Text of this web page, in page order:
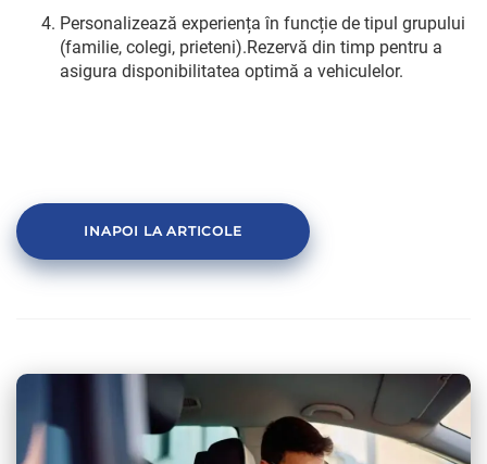
Personalizează experiența în funcție de tipul grupului
(familie, colegi, prieteni).Rezervă din timp pentru a
asigura disponibilitatea optimă a vehiculelor.
INAPOI LA ARTICOLE